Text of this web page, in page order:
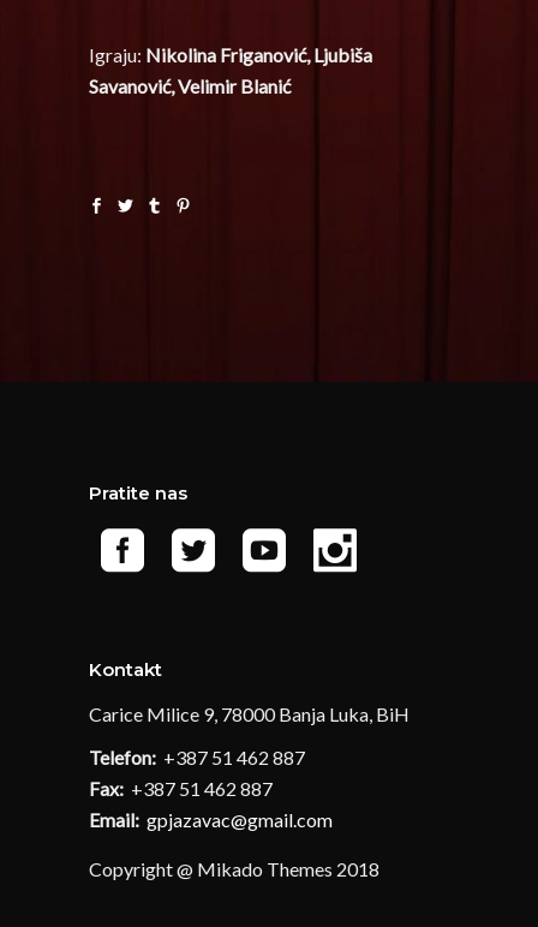
Igraju: Nikolina Friganović, Ljubiša
Savanović, Velimir Blanić
Pratite nas
Kontakt
Carice Milice 9, 78000 Banja Luka, BiH
Telefon: +387 51 462 887
Fax: +387 51 462 887
Email: gpjazavac@gmail.com
Copyright @ Mikado Themes 2018